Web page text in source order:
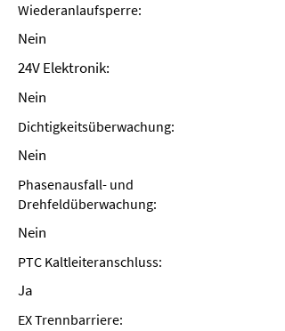
Wiederanlaufsperre:
Nein
24V Elektronik:
Nein
Dichtigkeitsüberwachung:
Nein
Phasenausfall- und
Drehfeldüberwachung:
Nein
PTC Kaltleiteranschluss:
Ja
EX Trennbarriere: